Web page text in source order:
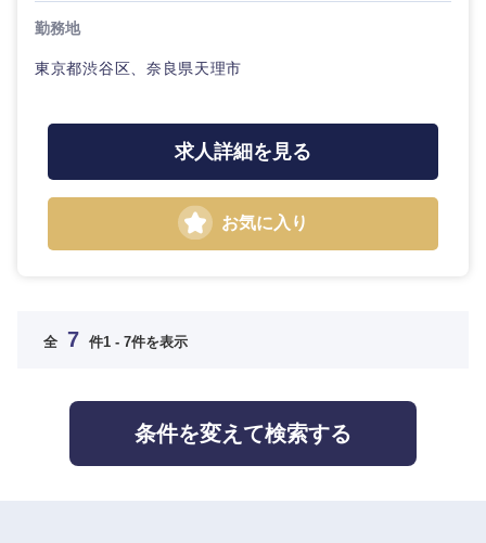
勤務地
東京都渋谷区、奈良県天理市
求人詳細を見る
お気に入り
全 7 件1 - 7件を表示
条件を変えて検索する